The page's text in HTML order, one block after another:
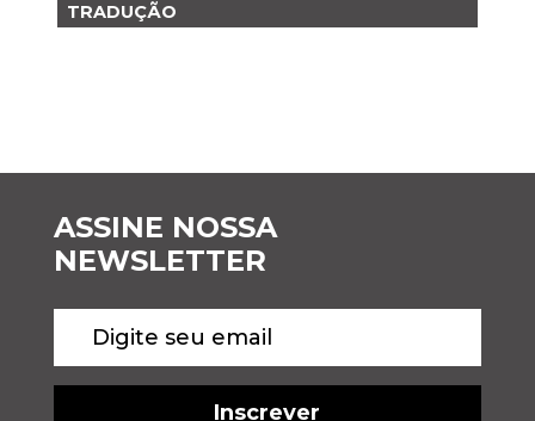
TRADUÇÃO
ASSINE NOSSA
NEWSLETTER